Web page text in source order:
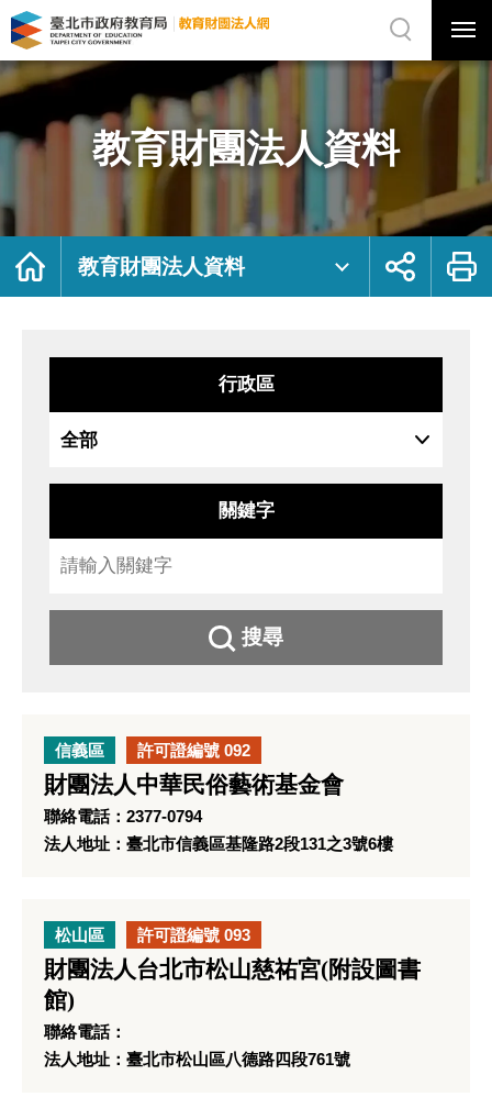
教
育
團
資
料
府
局
法
網
站
選
選
單
關
網
站
尋
教育財團法人資料
首
教育財團法人資料
展
鈕
列
行政區
關鍵字
搜尋
信義區 許可證編號 092
財團法人中華民俗藝術基金會
聯絡電話：2377-0794
法人地址：臺北市信義區基隆路2段131之3號6樓
松山區 許可證編號 093
財團法人台北市松山慈祐宮(附設圖書
館)
聯絡電話：
法人地址：臺北市松山區八德路四段761號